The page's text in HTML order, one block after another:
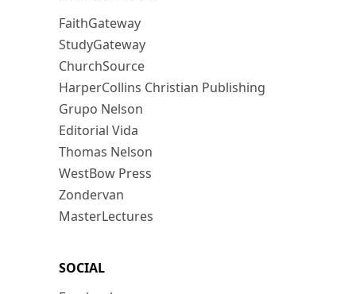
FaithGateway
StudyGateway
ChurchSource
HarperCollins Christian Publishing
Grupo Nelson
Editorial Vida
Thomas Nelson
WestBow Press
Zondervan
MasterLectures
SOCIAL